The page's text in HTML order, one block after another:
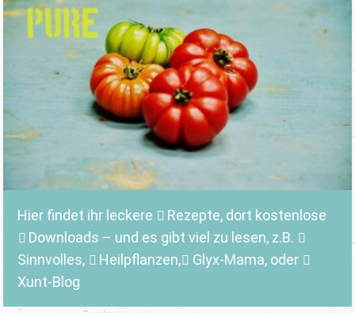
Hier findet ihr leckere Rezepte, dort kostenlose
Downloads – und es gibt viel zu lesen, z.B.
Sinnvolles, Heilpflanzen, Glyx-Mama,oder
Xunt-Blog